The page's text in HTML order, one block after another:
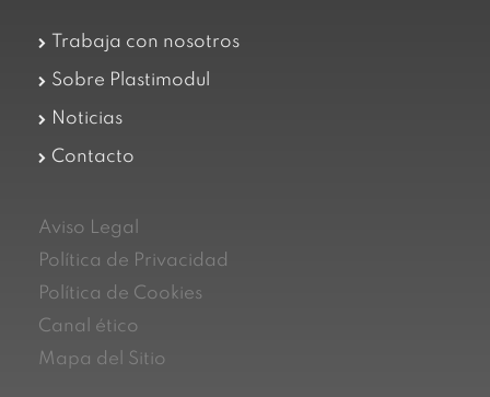
Trabaja con nosotros
Sobre Plastimodul
Noticias
Contacto
Aviso Legal
Política de Privacidad
Política de Cookies
Canal ético
Mapa del Sitio